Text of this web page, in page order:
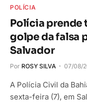
POLÍCIA
Polícia prende
golpe da falsa
Salvador
Por ROSY SILVA 07/08/
A Polícia Civil da
sexta-feira (7), em